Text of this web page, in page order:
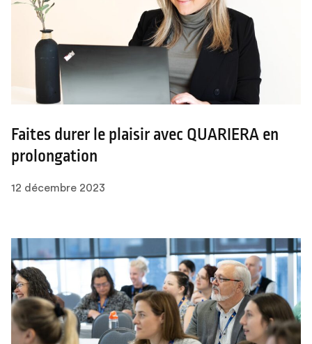
Faites durer le plaisir avec QUARIERA en
prolongation
12 décembre 2023